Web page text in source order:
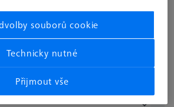
€ bez DPH
ks
souborů cookie
Technicky nutné
Přijmout vše